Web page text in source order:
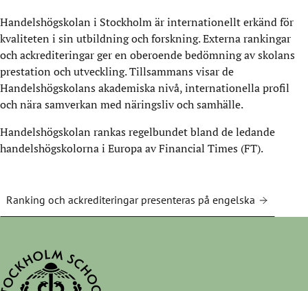
Handelshögskolan i Stockholm är internationellt erkänd för
kvaliteten i sin utbildning och forskning. Externa rankingar
och ackrediteringar ger en oberoende bedömning av skolans
prestation och utveckling. Tillsammans visar de
Handelshögskolans akademiska nivå, internationella profil
och nära samverkan med näringsliv och samhälle.
Handelshögskolan rankas regelbundet bland de ledande
handelshögskolorna i Europa av Financial Times (FT).
Ranking och ackrediteringar presenteras på engelska